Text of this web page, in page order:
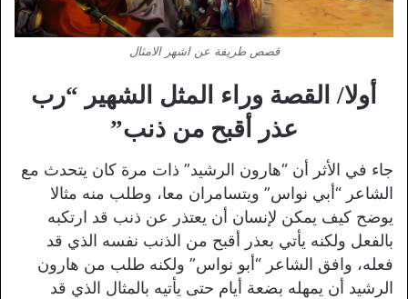
قصص طريفة عن اشهر الامثال
أولا/ القصة وراء المثل الشهير “رب
عذر أقبح من ذنب”
جاء في الأثر أن “هارون الرشيد” ذات مرة كان يتحدث مع
الشاعر “أبي نواس” ويتسامران معا، وطلب منه مثالا
يوضح كيف يمكن لإنسان أن يعتذر عن ذنب قد ارتكبه
بالفعل ولكنه يأتي بعذر أقبح من الذنب نفسه الذي قد
فعله، وافق الشاعر “أبو نواس” ولكنه طلب من هارون
الرشيد أن يمهله بضعة أيام حتى يأتيه بالمثال الذي قد